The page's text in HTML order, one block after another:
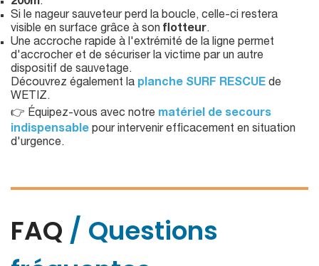
200m.
Si le nageur sauveteur perd la boucle, celle-ci restera
visible en surface grâce à son flotteur.
Une accroche rapide à l'extrémité de la ligne permet
d'accrocher et de sécuriser la victime par un autre
dispositif de sauvetage.
Découvrez également la planche SURF RESCUE de
WETIZ.
👉 Équipez-vous avec notre matériel de secours
indispensable pour intervenir efficacement en situation
d'urgence.
FAQ / Questions